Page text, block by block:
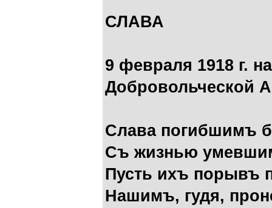
СЛАВА
9 февраля 1918 г.
Добровольческой
Слава погибшимъ
Съ жизнью
Пусть ихъ порывъ
Нашимъ, гудя,